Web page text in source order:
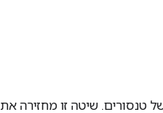
טנסורים. שיטה זו מחזירה את